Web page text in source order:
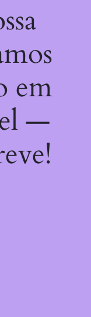
em
—